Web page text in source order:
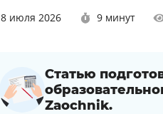
8 июля 2026 9 минут
Статью
Zaochnik.